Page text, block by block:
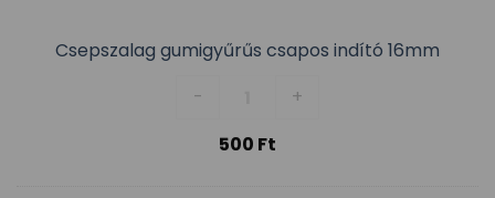
Csepszalag gumigyűrűs csapos indító 16mm
-
Csepszalag gumigyűrűs
+
500 Ft